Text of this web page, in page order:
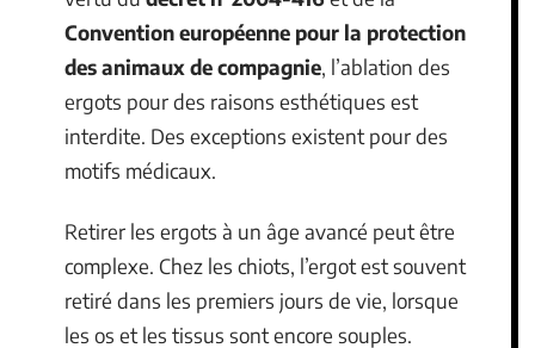
Convention européenne pour la protection
des animaux de compagnie, l’ablation des
ergots pour des raisons esthétiques est
interdite. Des exceptions existent pour des
motifs médicaux.
Retirer les ergots à un âge avancé peut être
complexe. Chez les chiots, l’ergot est souvent
retiré dans les premiers jours de vie, lorsque
les os et les tissus sont encore souples.